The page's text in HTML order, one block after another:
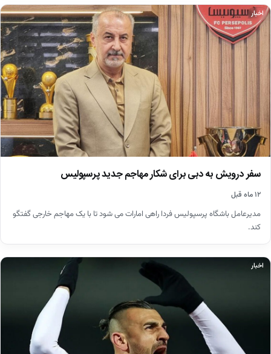
اخبار
سفر درویش به دبی برای شکار مهاجم جدید پرسپولیس
۱۲ ماه قبل
مدیرعامل باشگاه پرسپولیس فردا راهی امارات می شود تا با یک مهاجم خارجی گفتگو
کند.
اخبار